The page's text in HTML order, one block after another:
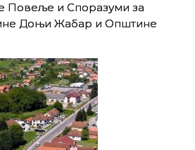
Повеље и Споразуми за
Доњи Жабар и Oпштине